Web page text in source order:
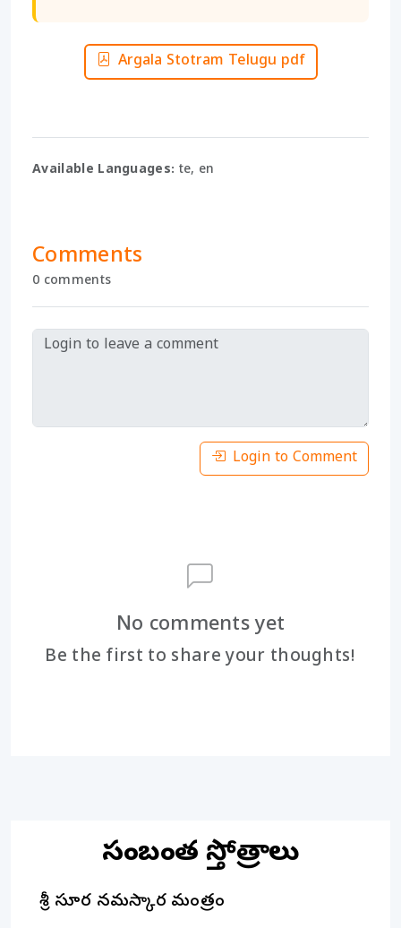
Argala Stotram Telugu pdf
Available Languages: te, en
Comments
0 comments
Login to Comment
No comments yet
Be the first to share your thoughts!
సంబంధిత స్తోత్రాలు
శ్రీ సూర్య నమస్కార మంత్రం